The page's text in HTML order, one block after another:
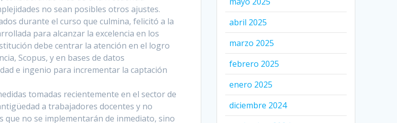
no sean posibles otros ajustes.
durante el curso que culmina, felicitó a la
para alcanzar la excelencia en los
debe centrar la atención en el logro
Scopus, y en bases de datos
e ingenio para incrementar la captación
tomadas recientemente en el sector de
a trabajadores docentes y no
que no se implementarán de inmediato, sino
abril 2025
marzo 2025
febrero 2025
enero 2025
diciembre 2024